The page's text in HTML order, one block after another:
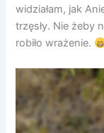
widziałam, jak
trzęsły. Nie żeby
robiło wrażenie.